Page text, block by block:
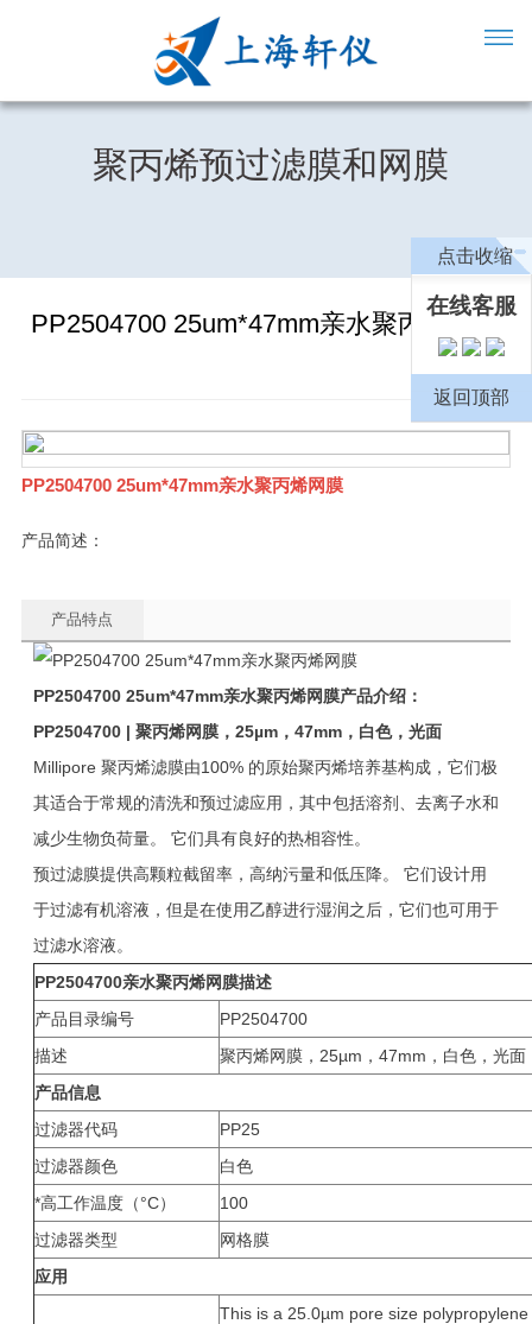
聚丙烯预过滤膜和网膜
PP2504700 25um*47mm亲水聚丙烯网膜
PP2504700 25um*47mm亲水聚丙烯网膜
产品简述：
产品特点
PP2504700 25um*47mm亲水聚丙烯网膜产品介绍：
PP2504700 | 聚丙烯网膜，25µm，47mm，白色，光面
Millipore 聚丙烯滤膜由100% 的原始聚丙烯培养基构成，它们极
其适合于常规的清洗和预过滤应用，其中包括溶剂、去离子水和
减少生物负荷量。 它们具有良好的热相容性。
预过滤膜提供高颗粒截留率，高纳污量和低压降。 它们设计用
于过滤有机溶液，但是在使用乙醇进行湿润之后，它们也可用于
过滤水溶液。
PP2504700亲水聚丙烯网膜描述
产品目录编号
PP2504700
描述
聚丙烯网膜，25µm，47mm，白色，光面
产品信息
过滤器代码
PP25
过滤器颜色
白色
*高工作温度（°C）
100
过滤器类型
网格膜
应用
This is a 25.0µm pore size
点击收缩
在线客服
返回顶部